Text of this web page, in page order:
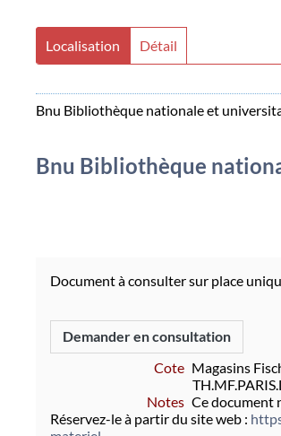
Localisation Détail
Bnu Bibliothèque nationale et
Bnu Bibliothèque
Document à consulter sur place
Demander en consultation
Cote Magasins
Notes Ce document
Réservez-le à partir du site web :